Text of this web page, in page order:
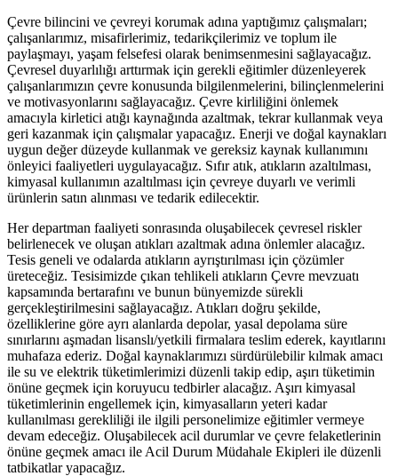
Çevre bilincini ve çevreyi korumak adına yaptığımız çalışmaları;
çalışanlarımız, misafirlerimiz, tedarikçilerimiz ve toplum ile
paylaşmayı, yaşam felsefesi olarak benimsenmesini sağlayacağız.
Çevresel duyarlılığı arttırmak için gerekli eğitimler düzenleyerek
çalışanlarımızın çevre konusunda bilgilenmelerini, bilinçlenmelerini
ve motivasyonlarını sağlayacağız. Çevre kirliliğini önlemek
amacıyla kirletici atığı kaynağında azaltmak, tekrar kullanmak veya
geri kazanmak için çalışmalar yapacağız. Enerji ve doğal kaynakları
uygun değer düzeyde kullanmak ve gereksiz kaynak kullanımını
önleyici faaliyetleri uygulayacağız. Sıfır atık, atıkların azaltılması,
kimyasal kullanımın azaltılması için çevreye duyarlı ve verimli
ürünlerin satın alınması ve tedarik edilecektir.
Her departman faaliyeti sonrasında oluşabilecek çevresel riskler
belirlenecek ve oluşan atıkları azaltmak adına önlemler alacağız.
Tesis geneli ve odalarda atıkların ayrıştırılması için çözümler
üreteceğiz. Tesisimizde çıkan tehlikeli atıkların Çevre mevzuatı
kapsamında bertarafını ve bunun bünyemizde sürekli
gerçekleştirilmesini sağlayacağız. Atıkları doğru şekilde,
özelliklerine göre ayrı alanlarda depolar, yasal depolama süre
sınırlarını aşmadan lisanslı/yetkili firmalara teslim ederek, kayıtlarını
muhafaza ederiz. Doğal kaynaklarımızı sürdürülebilir kılmak amacı
ile su ve elektrik tüketimlerimizi düzenli takip edip, aşırı tüketimin
önüne geçmek için koruyucu tedbirler alacağız. Aşırı kimyasal
tüketimlerinin engellemek için, kimyasalların yeteri kadar
kullanılması gerekliliği ile ilgili personelimize eğitimler vermeye
devam edeceğiz. Oluşabilecek acil durumlar ve çevre felaketlerinin
önüne geçmek amacı ile Acil Durum Müdahale Ekipleri ile düzenli
tatbikatlar yapacağız.